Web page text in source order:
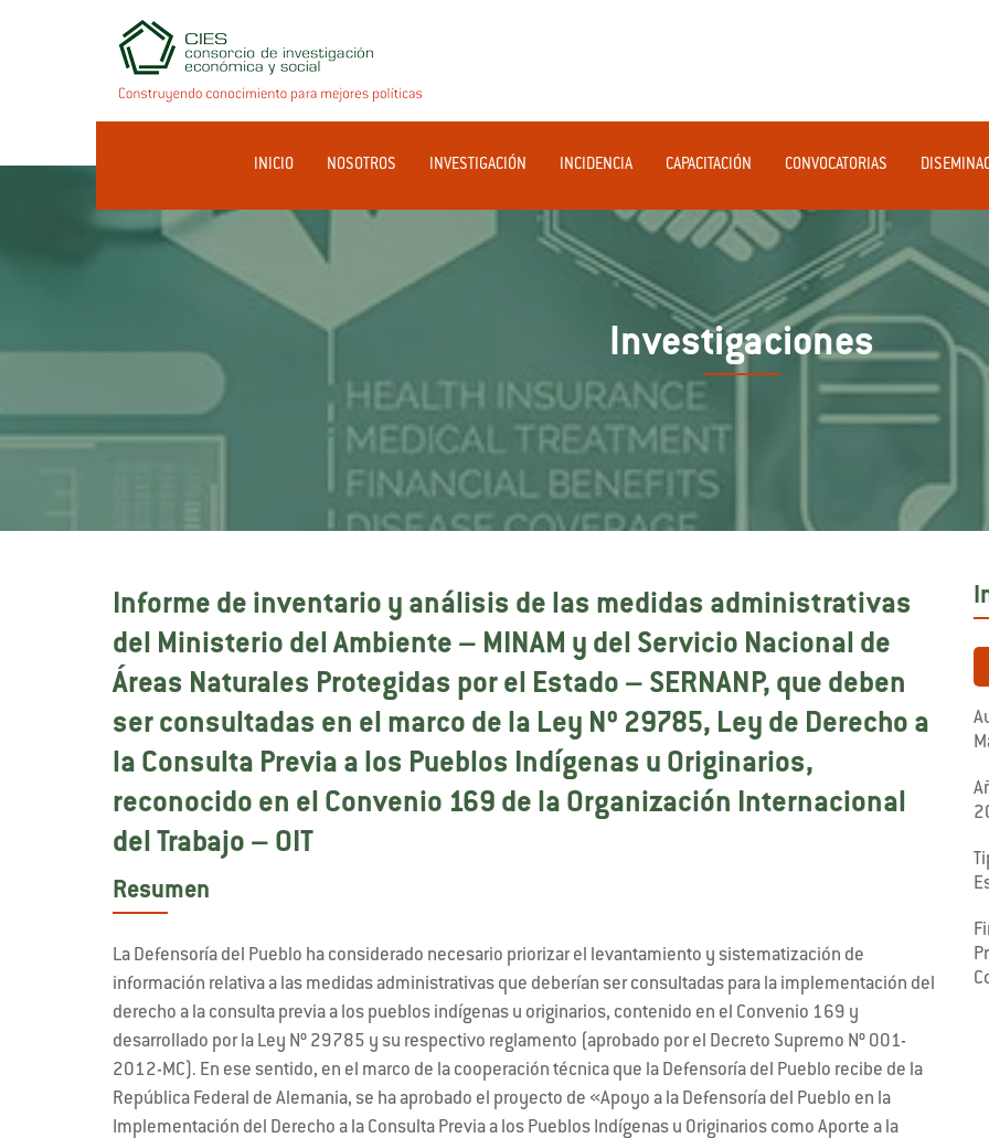
INICIO NOSOTROS INVESTIGACIÓN INCIDENCIA CAPACITACIÓN CONVOCATORIAS
Investigaciones
Informe de inventario y análisis de las medidas administrativas
del Ministerio del Ambiente – MINAM y del Servicio Nacional de
Áreas Naturales Protegidas por el Estado – SERNANP, que deben
ser consultadas en el marco de la Ley Nº 29785, Ley de Derecho a
la Consulta Previa a los Pueblos Indígenas u Originarios,
reconocido en el Convenio 169 de la Organización Internacional
del Trabajo – OIT
Resumen
La Defensoría del Pueblo ha considerado necesario priorizar el levantamiento y sistematización de
información relativa a las medidas administrativas que deberían ser consultadas para la implementación del
derecho a la consulta previa a los pueblos indígenas u originarios, contenido en el Convenio 169 y
desarrollado por la Ley Nº 29785 y su respectivo reglamento (aprobado por el Decreto Supremo Nº 001-
2012-MC). En ese sentido, en el marco de la cooperación técnica que la Defensoría del Pueblo recibe de la
República Federal de Alemania, se ha aprobado el proyecto de «Apoyo a la Defensoría del Pueblo en la
Implementación del Derecho a la Consulta Previa a los Pueblos Indígenas u Originarios como Aporte a la